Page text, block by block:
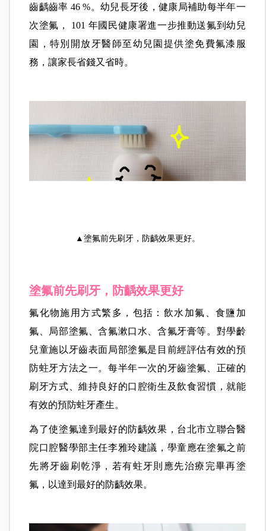
氟化物是 WHO 目前公認最經濟、安全、有效之齲
齒防治措施，塗氟可以增加牙齒對酸的抵抗力，並
可抑制細菌生長和新陳代謝，達到預防蛀牙目的，
減少發生蛀牙機會。
齒齲齒率 46 %。幼兒長牙後，健康局補助每半年一
次塗氟， 101 年國民健康署進一步推動送氟到幼兒
園，特別開放牙醫師至幼兒園提供塗免費氟漆服
務，讓家長省錢又省時。
▲塗氟前先刷牙，防齲效果更好。
塗氟前先刷牙，防齲效果更好
氟化物施用方式繁多，包括：飲水加氟、食鹽加
氟、局部塗氟、含氟漱口水、含氟牙膏等。對學齡
兒童施以牙齒表面局部塗氟是目前經評估有效的預
防蛀牙方法之一。每半年一次的牙齒塗氟、正確的
有效的預防蛀牙產生。